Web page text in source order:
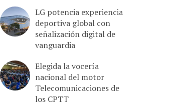
LG potencia experiencia
deportiva global con
señalización digital de
vanguardia
Elegida la vocería
nacional del motor
Telecomunicaciones de
los CPTT